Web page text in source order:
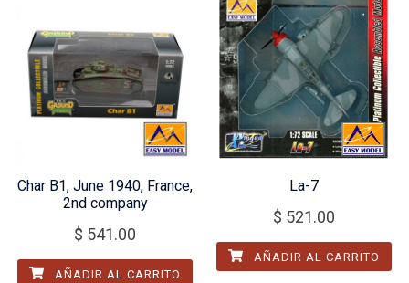
Char B1, June 1940, France,
2nd company
$ 541.00
AÑADIR AL CARRITO
La-7
$ 521.00
AÑADIR AL CARRITO